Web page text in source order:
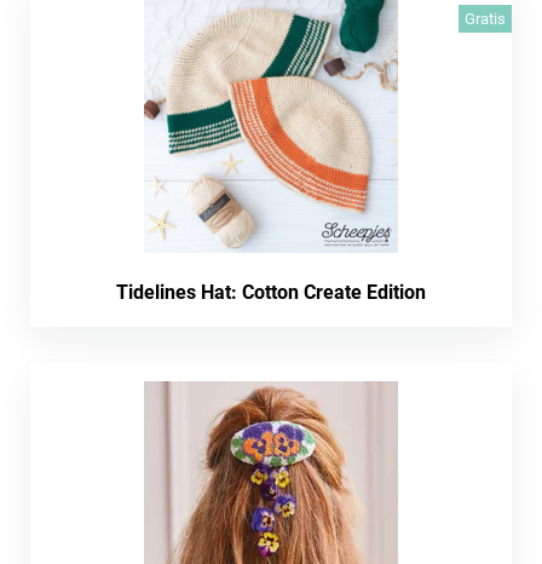
Gratis
Tidelines Hat: Cotton Create Edition